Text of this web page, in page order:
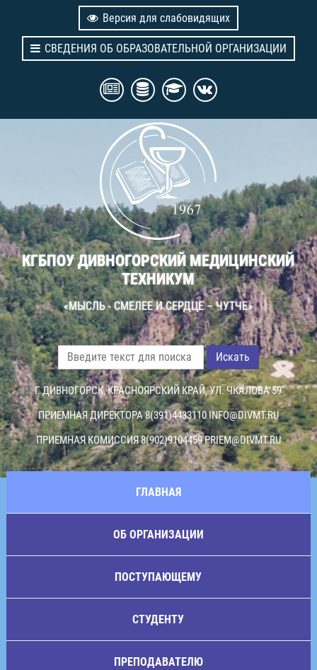
Версия для слабовидящих
СВЕДЕНИЯ ОБ ОБРАЗОВАТЕЛЬНОЙ ОРГАНИЗАЦИИ
КГБПОУ ДИВНОГОРСКИЙ МЕДИЦИНСКИЙ
ТЕХНИКУМ
«МЫСЛЬ - СМЕЛЕЕ И СЕРДЦЕ – ЧУТЧЕ»
Искать
Г. ДИВНОГОРСК, КРАСНОЯРСКИЙ КРАЙ, УЛ. ЧКАЛОВА 59
ПРИЕМНАЯ ДИРЕКТОРА 8(391)4433110INFO@DIVMT.RU
ПРИЕМНАЯ КОМИССИЯ 8(902)9104459PRIEM@DIVMT.RU
ГЛАВНАЯ
ОБ ОРГАНИЗАЦИИ
ПОСТУПАЮЩЕМУ
СТУДЕНТУ
ПРЕПОДАВАТЕЛЮ